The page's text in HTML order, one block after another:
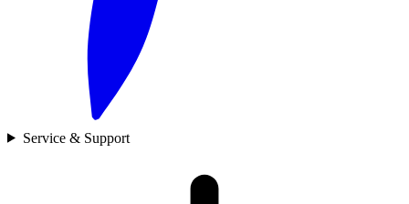
Service & Support